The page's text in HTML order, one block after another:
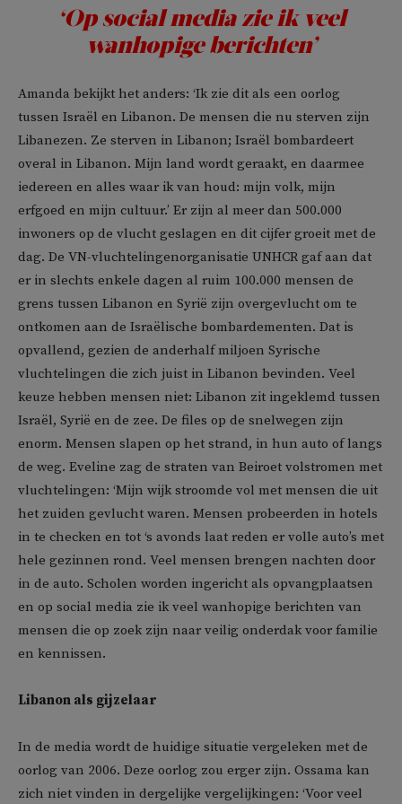
‘Op social media zie ik veel
wanhopige berichten’
Amanda bekijkt het anders: ‘Ik zie dit als een oorlog
tussen Israël en Libanon. De mensen die nu sterven zijn
Libanezen. Ze sterven in Libanon; Israël bombardeert
overal in Libanon. Mijn land wordt geraakt, en daarmee
iedereen en alles waar ik van houd: mijn volk, mijn
erfgoed en mijn cultuur.’ Er zijn al meer dan 500.000
inwoners op de vlucht geslagen en dit cijfer groeit met de
dag. De VN-vluchtelingenorganisatie UNHCR gaf aan dat
er in slechts enkele dagen al ruim 100.000 mensen de
grens tussen Libanon en Syrië zijn overgevlucht om te
ontkomen aan de Israëlische bombardementen. Dat is
opvallend, gezien de anderhalf miljoen Syrische
vluchtelingen die zich juist in Libanon bevinden. Veel
keuze hebben mensen niet: Libanon zit ingeklemd tussen
Israël, Syrië en de zee. De files op de snelwegen zijn
enorm. Mensen slapen op het strand, in hun auto of langs
de weg. Eveline zag de straten van Beiroet volstromen met
vluchtelingen: ‘Mijn wijk stroomde vol met mensen die uit
het zuiden gevlucht waren. Mensen probeerden in hotels
in te checken en tot ‘s avonds laat reden er volle auto’s met
hele gezinnen rond. Veel mensen brengen nachten door
in de auto. Scholen worden ingericht als opvangplaatsen
en op social media zie ik veel wanhopige berichten van
mensen die op zoek zijn naar veilig onderdak voor familie
en kennissen.
Libanon als gijzelaar
In de media wordt de huidige situatie vergeleken met de
oorlog van 2006. Deze oorlog zou erger zijn. Ossama kan
zich niet vinden in dergelijke vergelijkingen: ‘Voor veel